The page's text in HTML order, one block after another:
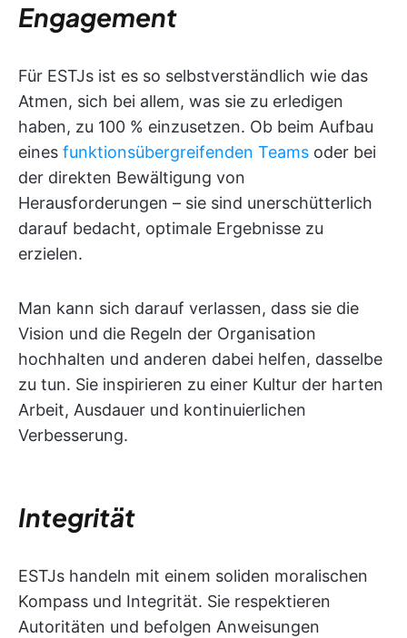
Engagement
Für ESTJs ist es so selbstverständlich wie das
Atmen, sich bei allem, was sie zu erledigen
haben, zu 100 % einzusetzen. Ob beim Aufbau
eines funktionsübergreifenden Teams oder bei
der direkten Bewältigung von
Herausforderungen – sie sind unerschütterlich
darauf bedacht, optimale Ergebnisse zu
erzielen.
Man kann sich darauf verlassen, dass sie die
Vision und die Regeln der Organisation
hochhalten und anderen dabei helfen, dasselbe
zu tun. Sie inspirieren zu einer Kultur der harten
Arbeit, Ausdauer und kontinuierlichen
Verbesserung.
Integrität
ESTJs handeln mit einem soliden moralischen
Kompass und Integrität. Sie respektieren
Autoritäten und befolgen Anweisungen